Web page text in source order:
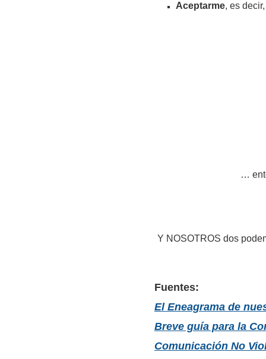
Aceptarme, es
…
Y NOSOTROS dos
Fuentes:
El Eneagrama de
Breve guía para la
Comunicación No